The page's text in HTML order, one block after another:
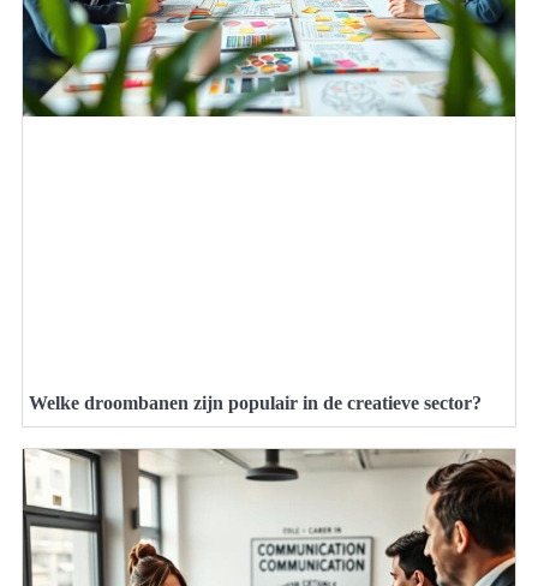
Welke droombanen zijn populair in de creatieve sector?